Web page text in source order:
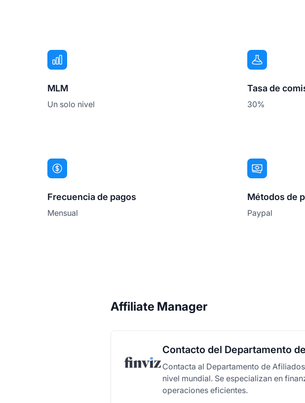
MLM
Un solo nivel
Tasa de
30%
Frecuencia de pagos
Mensual
Métodos de
Paypal
Affiliate Manager
Contacto del Departamento
Contacta al Departamento de
nivel mundial. Se especializan en
operaciones eficientes.